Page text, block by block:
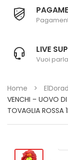
LIVE
Vuoi
Home >
VENCHI – UOVO
TOVAGLIA ROSSA